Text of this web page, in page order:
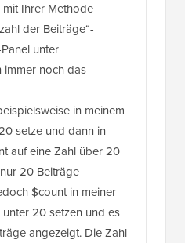
Ihrer Methode
der Beiträge“-
unter
immer noch das
in meinem
setze und dann in
auf eine Zahl über 20
20 Beiträge
$count in meiner
20 setzen und es
angezeigt. Die Zahl